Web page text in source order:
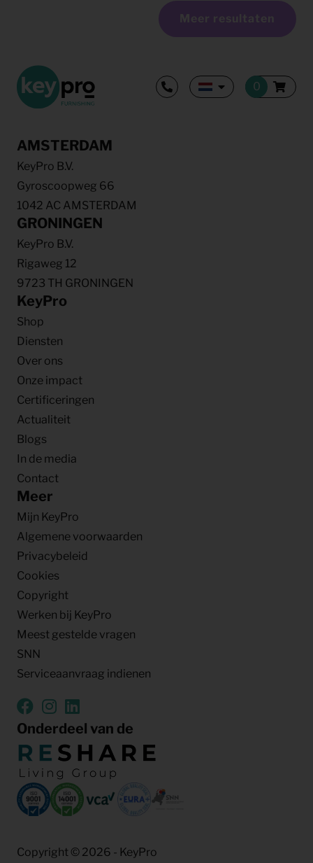
Meer resultaten
AMSTERDAM
KeyPro B.V.
Gyroscoopweg 66
1042 AC AMSTERDAM
GRONINGEN
KeyPro B.V.
Rigaweg 12
9723 TH GRONINGEN
KeyPro
Shop
Diensten
Over ons
Onze impact
Certificeringen
Actualiteit
Blogs
In de media
Contact
Meer
Mijn KeyPro
Algemene voorwaarden
Privacybeleid
Cookies
Copyright
Werken bij KeyPro
Meest gestelde vragen
SNN
Serviceaanvraag indienen
Onderdeel van de
Copyright © 2026 - KeyPro